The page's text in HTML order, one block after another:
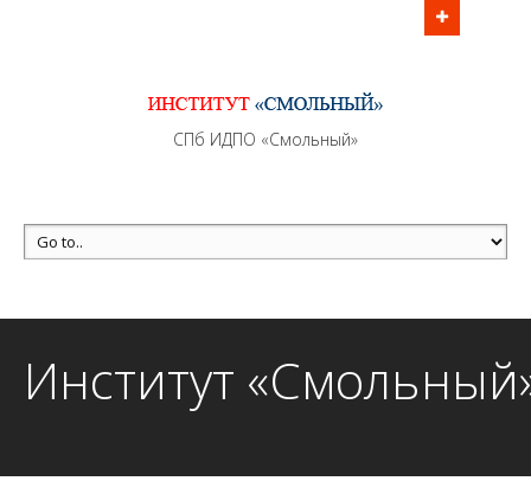
перерывов в рабочие дни с 9:00 до 21:00 МСК
MAX +7 (981) 190-30-30
mail@institutsmolnyj.ru
СПб ИДПО «Смольный»
Институт